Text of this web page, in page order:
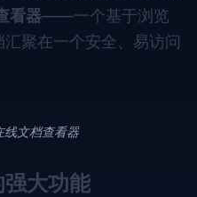
看器——一个基于浏览
聚在一个安全、易访问
线文档查看器
大功能